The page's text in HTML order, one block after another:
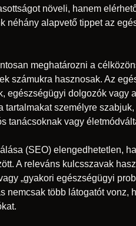
növeli, hanem
néhány alapvető tippet az
meghatározni a
számukra hasznosak. Az
egészségügyi dolgozók vagy
tartalmakat személyre
tanácsoknak vagy
(SEO) elengedhetetlen,
A releváns kulcsszavak
„gyakori egészségügyi
nemcsak több látogatót vonz,